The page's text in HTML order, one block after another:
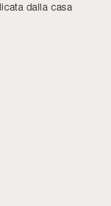
dalla casa